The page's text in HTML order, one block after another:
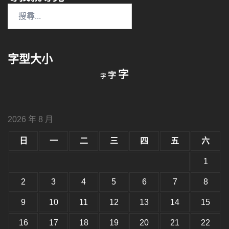
字:
字型大小
字 小
字重
小。
字放
2026 年 8 月
日 一 二 三 四 五 六
1
2 3 4 5 6 7 8
9 10 11 12 13 14 15
16 17 18 19 20 21 22